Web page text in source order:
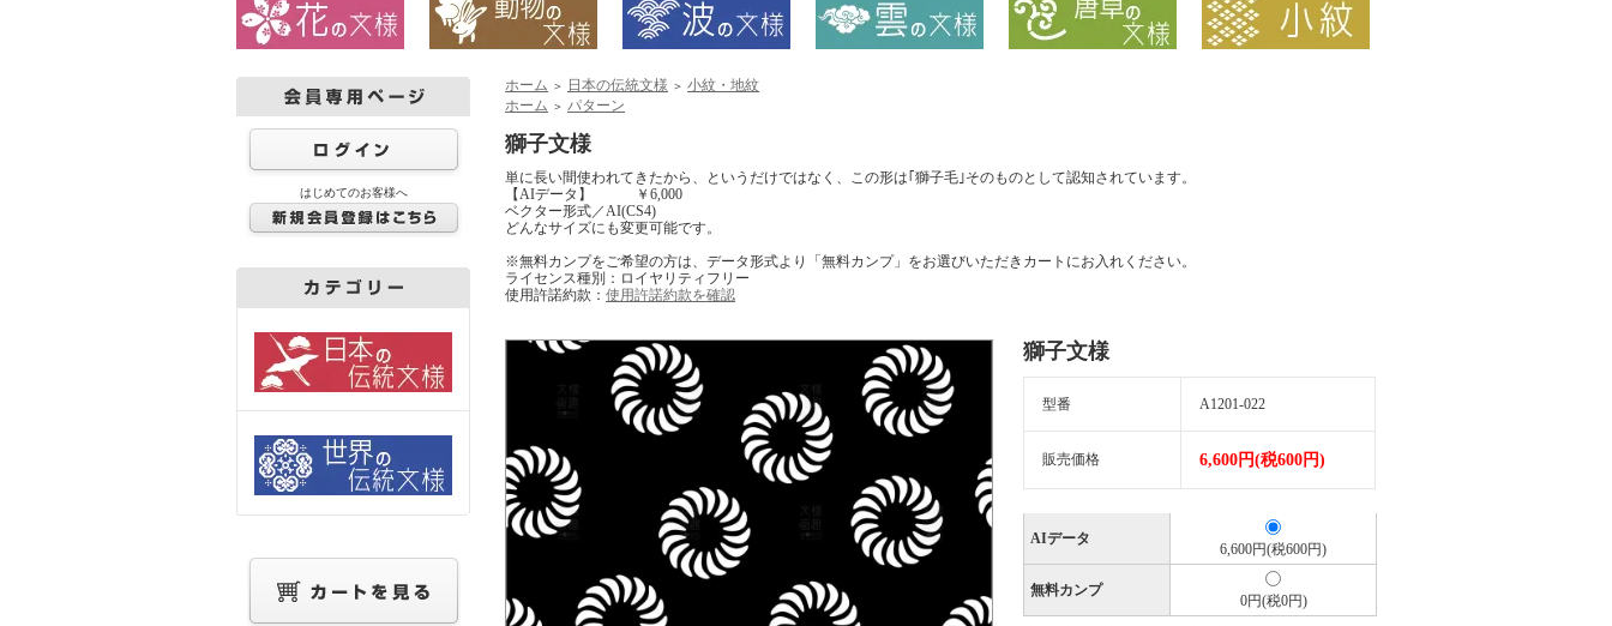
はじめてのお客様へ
ホーム ＞ 日本の伝統文様 ＞ 小紋・地紋
ホーム ＞ パターン
獅子文様
単に長い間使われてきたから、というだけではなく、この形は｢獅子毛｣そのものとして認知されています。
【AIデータ】 ￥6,000
ベクター形式／AI(CS4)
どんなサイズにも変更可能です。
※無料カンプをご希望の方は、データ形式より「無料カンプ」をお選びいただきカートにお入れください。
ライセンス種別：ロイヤリティフリー
使用許諾約款： 使用許諾約款を確認
獅子文様
型番 A1201-022
販売価格 6,600円(税600円)
AIデータ
6,600円(税600円)
無料カンプ
0円(税0円)